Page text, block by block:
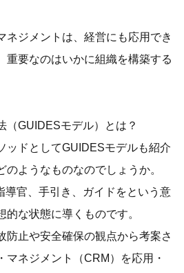
ジメントは、経営にも応用でき
重要なのはいかに組織を構築する
GUIDESモデル）とは？
ッドとしてGUIDESモデルも紹介
のようなものなのでしょうか。
導官、手引き、ガイドをという意
な状態に導くものです。
止や安全確保の観点から考案さ
マネジメント（CRM）を応用・